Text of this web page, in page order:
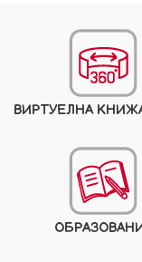
ВИРТУЕЛНА